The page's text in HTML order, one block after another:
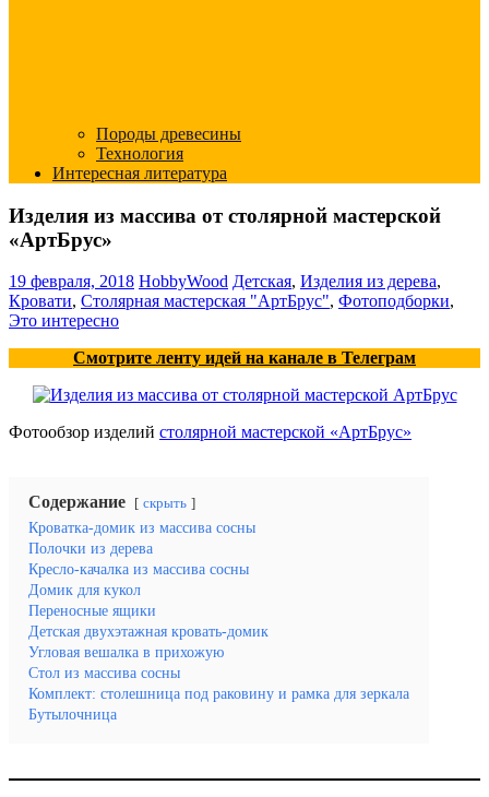
Породы древесины
Технология
Интересная литература
Изделия из массива от столярной мастерской
«АртБрус»
19 февраля, 2018 HobbyWood Детская, Изделия из дерева,
Кровати, Столярная мастерская "АртБрус", Фотоподборки,
Это интересно
Смотрите ленту идей на канале в Телеграм
Фотообзор изделий столярной мастерской «АртБрус»
Содержание скрыть
Кроватка-домик из массива сосны
Полочки из дерева
Кресло-качалка из массива сосны
Домик для кукол
Переносные ящики
Детская двухэтажная кровать-домик
Угловая вешалка в прихожую
Стол из массива сосны
Комплект: столешница под раковину и рамка для зеркала
Бутылочница